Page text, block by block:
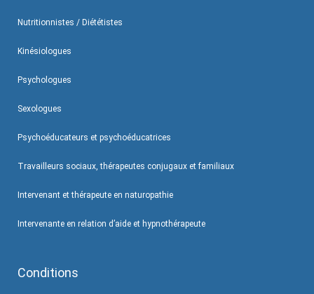
Nutritionnistes / Diététistes
Kinésiologues
Psychologues
Sexologues
Psychoéducateurs et psychoéducatrices
Travailleurs sociaux, thérapeutes conjugaux et familiaux
Intervenant et thérapeute en naturopathie
Intervenante en relation d’aide et hypnothérapeute
Conditions